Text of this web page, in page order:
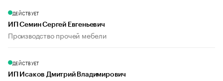
ДЕЙСТВУЕТ
ИП Семин Сергей Евгеньевич
Производство прочей мебели
ДЕЙСТВУЕТ
ИП Исаков Дмитрий Владимирович